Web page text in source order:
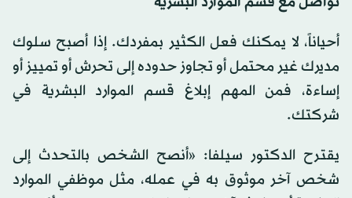
أحياناً، لا يمكنك فعل الكثير بمفردك. إذا أصبح سلوك
مديرك غير محتمل أو تجاوز حدوده إلى تحرش أو تمييز أو
إساءة، فمن المهم إبلاغ قسم الموارد البشرية في
شركتك.
يقترح الدكتور سيلفا: «أنصح الشخص بالتحدث إلى
شخص آخر موثوق به في عمله، مثل موظفي الموارد